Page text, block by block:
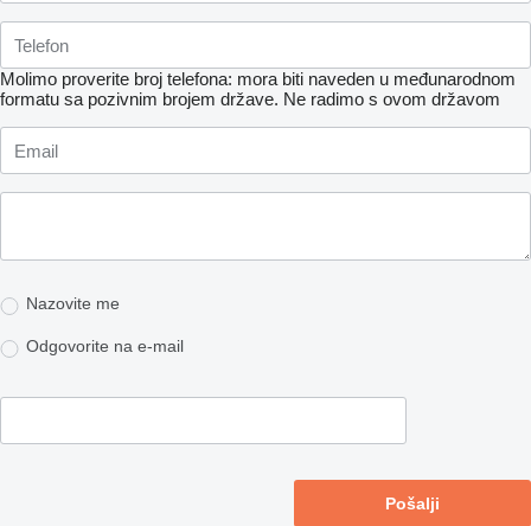
Molimo proverite broj telefona: mora biti naveden u međunarodnom
formatu sa pozivnim brojem države. Ne radimo s ovom državom
Nazovite me
Odgovorite na e-mail